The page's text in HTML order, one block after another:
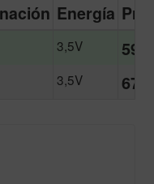
Energía
3,5V
3,5V